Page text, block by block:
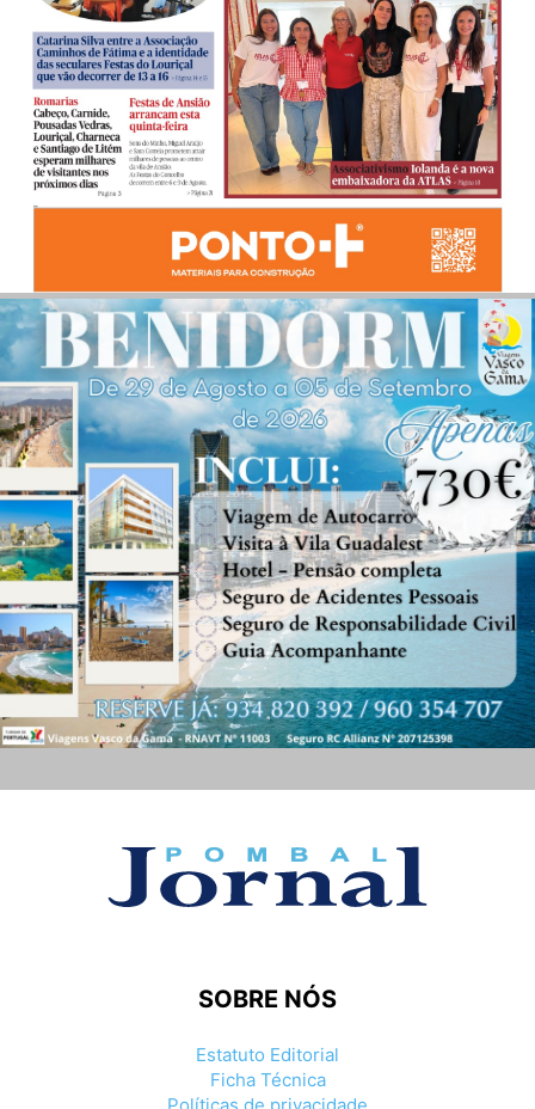
SOBRE NÓS
Estatuto Editorial
Ficha Técnica
Políticas de privacidade